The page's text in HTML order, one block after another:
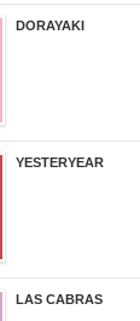
DORAYAKI
YESTERYEAR
LAS CABRAS